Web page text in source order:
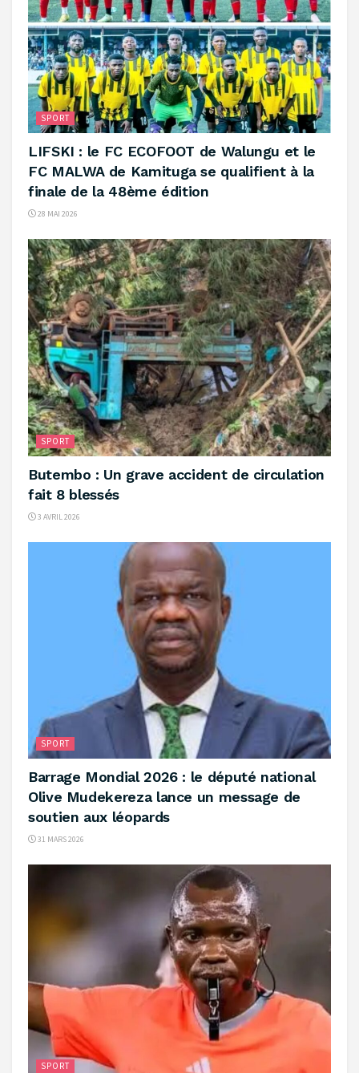
SPORT
‎LIFSKI : le FC ECOFOOT de Walungu et le
FC MALWA de Kamituga se qualifient à la
finale de la 48ème édition ‎
28 MAI 2026
SPORT
‎Butembo : Un grave accident de circulation
fait 8 blessés
3 AVRIL 2026
SPORT
‎Barrage Mondial 2026 : le député national
Olive Mudekereza lance un message de
soutien aux léopards
31 MARS 2026
SPORT